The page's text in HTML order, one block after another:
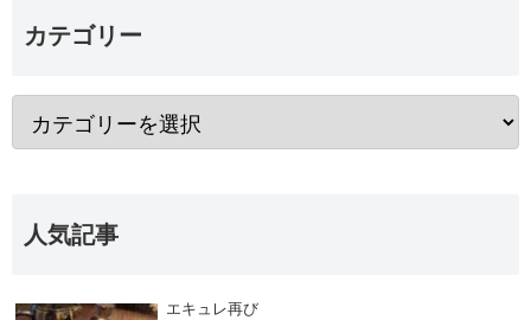
カテゴリー
人気記事
エキュレ再び